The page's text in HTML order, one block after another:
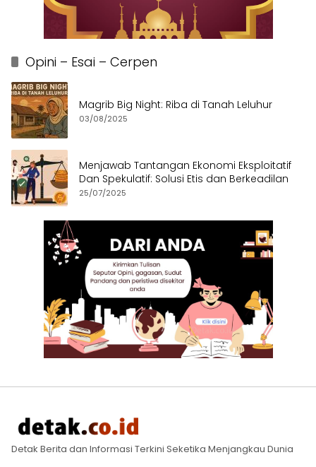
Opini – Esai – Cerpen
Magrib Big Night: Riba di Tanah Leluhur
03/08/2025
Menjawab Tantangan Ekonomi Eksploitatif
Dan Spekulatif: Solusi Etis dan Berkeadilan
25/07/2025
Detak Berita dan Informasi Terkini Seketika Menjangkau Dunia